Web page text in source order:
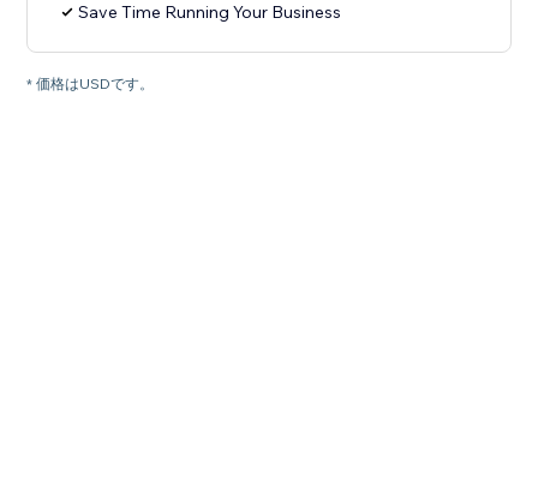
Save Time Running Your Business
* 価格はUSDです。